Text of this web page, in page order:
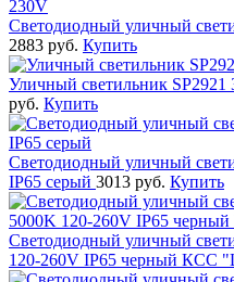
Светодиодный уличный
2883 руб. Купить
Уличный светильник
руб. Купить
Светодиодный уличный
IP65 серый 3013 руб. Купить
Светодиодный уличный
120-260V IP65 черный КСС